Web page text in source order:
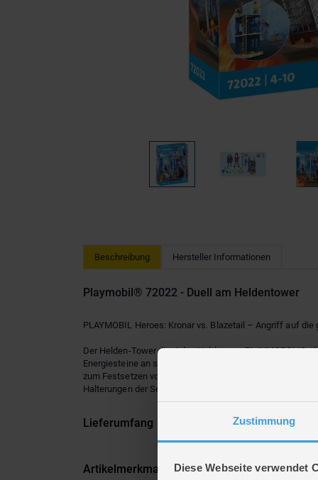
Zustimmung
Diese Webseite verwendet
Beschreibung Hersteller Informationen
Playmobil® 72022 - Duell am Heldentower
PLAYMOBIL Heroes: Kronar vs. Blazetail – Angriff auf die
Der Helden-Tower dient den Helden von
Energiesteine an sich zu reißen. Die mutige Fuchs-
zum Festsetzen von Helden oder Schurken,
Halterungen der Seitenwände können eine Vielzahl von
Lieferumfang
Artikelmerkmale